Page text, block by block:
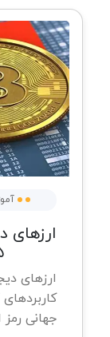
ارزهای
۵ ارز
ارزهای
جهانی